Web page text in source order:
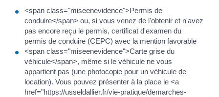
<span class="miseenevidence">Permis de
conduire</span> ou, si vous venez de l'obtenir et n'avez
pas encore reçu le permis, certificat d'examen du
permis de conduire (CEPC) avec la mention favorable
<span class="miseenevidence">Carte grise du
véhicule</span>, même si le véhicule ne vous
appartient pas (une photocopie pour un véhicule de
location). Vous pouvez présenter à la place le <a
href="https://usseldallier.fr/vie-pratique/demarches-